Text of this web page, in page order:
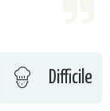
Difficile